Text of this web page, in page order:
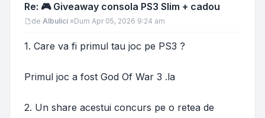
Re: 🎮 Giveaway consola PS3 Slim + cadou
Mesaj
de Albulici »Dum Apr 05, 2026 9:24 am
1. Care va fi primul tau joc pe PS3 ?
Primul joc a fost God Of War 3 .la
2. Un share acestui concurs pe o retea de